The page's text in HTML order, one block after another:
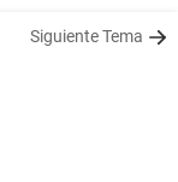
Siguiente Tema